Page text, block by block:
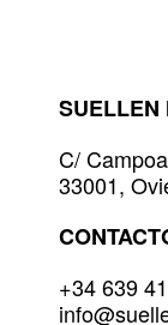
SUELLEN
C/
33001,
+34 639